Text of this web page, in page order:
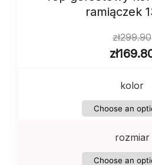
ramiączek
zł299.90
zł
kolor
rozmiar